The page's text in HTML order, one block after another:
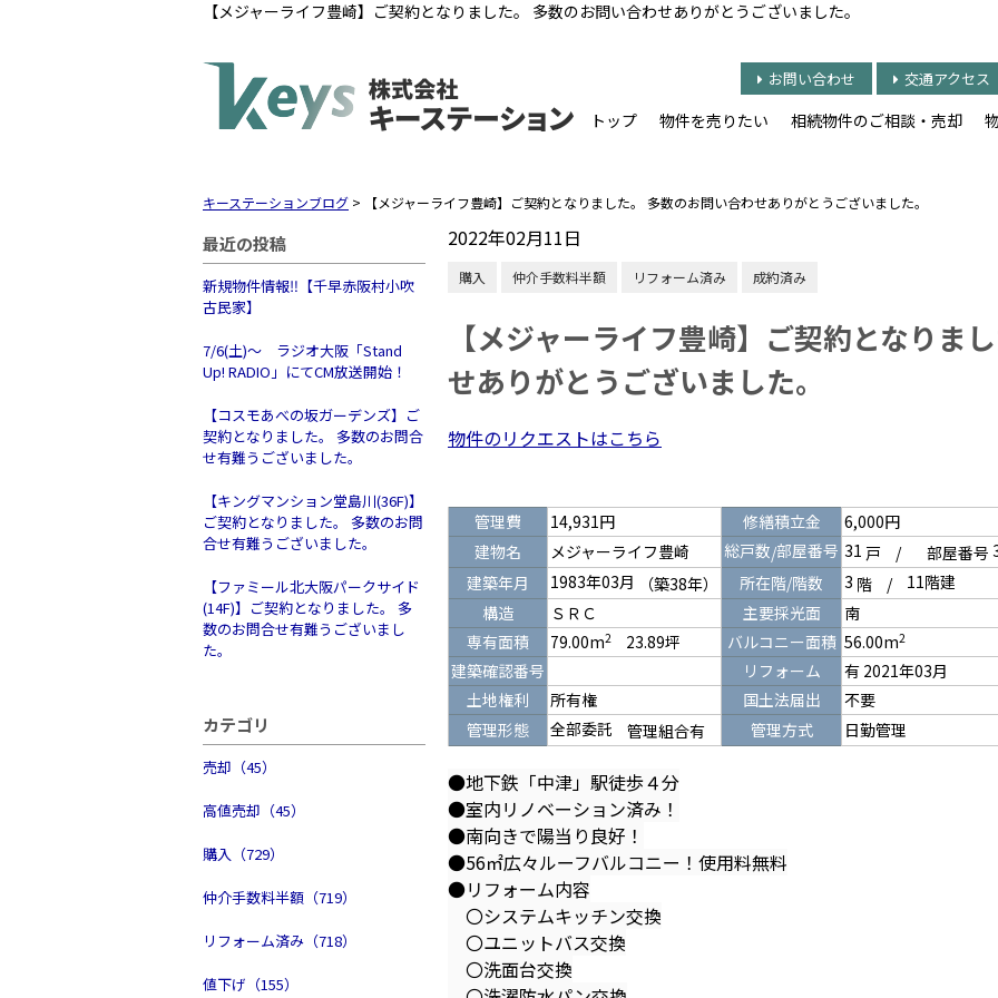
【メジャーライフ豊崎】ご契約となりました。 多数のお問い合わせありがとうございました。
お問い合わせ 交通アクセス
トップ 物件を売りたい 相続物件のご相談・売却
キーステーションブログ > 【メジャーライフ豊崎】ご契約となりました。 多数のお問い合わせありがとうございました。
最近の投稿
新規物件情報‼【千早赤阪村小吹
古民家】
7/6(土)～ ラジオ大阪「Stand
Up! RADIO」にてCM放送開始！
【コスモあべの坂ガーデンズ】ご
契約となりました。 多数のお問合
せ有難うございました。
【キングマンション堂島川(36F)】
ご契約となりました。 多数のお問
合せ有難うございました。
【ファミール北大阪パークサイド
(14F)】ご契約となりました。 多
数のお問合せ有難うございまし
た。
カテゴリ
売却（45）
高値売却（45）
購入（729）
仲介手数料半額（719）
リフォーム済み（718）
値下げ（155）
2022年02月11日
購入 仲介手数料半額 リフォーム済み 成約済み
【メジャーライフ豊崎】ご契約となりま
せありがとうございました。
物件のリクエストはこちら
管理費 14,931円 修繕積立金
6,000円
建物名
メジャーライフ豊崎 総戸数/部屋番号 31 戸 / 部屋番号
建築年月
1983年03月 （築38年） 所在階/階数 3 階 /
11階建
構造
ＳＲＣ 主要採光面
南
専有面積
79.00m2 23.89坪 バルコニー面積 56.00m2
建築確認番号 リフォーム
有 2021年03月
土地権利
所有権 国土法届出
不要
管理形態
全部委託 管理組合有 管理方式 日勤管理
●地下鉄「中津」駅徒歩４分
●室内リノベーション済み！
●南向きで陽当り良好！
●56㎡広々ルーフバルコニー！使用料無料
●リフォーム内容
〇システムキッチン交換
〇ユニットバス交換
〇洗面台交換